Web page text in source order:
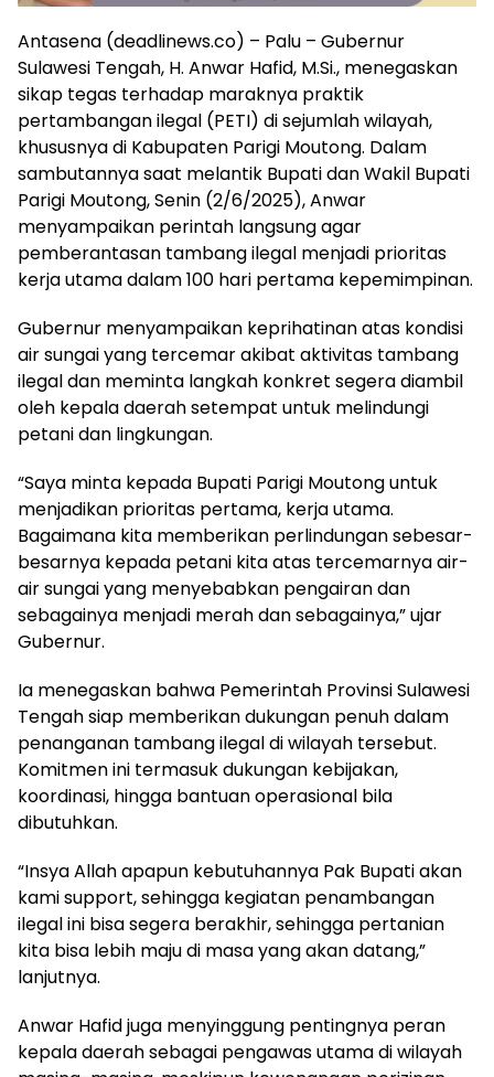
Antasena (deadlinews.co) – Palu – Gubernur
Sulawesi Tengah, H. Anwar Hafid, M.Si., menegaskan
sikap tegas terhadap maraknya praktik
pertambangan ilegal (PETI) di sejumlah wilayah,
khususnya di Kabupaten Parigi Moutong. Dalam
sambutannya saat melantik Bupati dan Wakil Bupati
Parigi Moutong, Senin (2/6/2025), Anwar
menyampaikan perintah langsung agar
pemberantasan tambang ilegal menjadi prioritas
kerja utama dalam 100 hari pertama kepemimpinan.
Gubernur menyampaikan keprihatinan atas kondisi
air sungai yang tercemar akibat aktivitas tambang
ilegal dan meminta langkah konkret segera diambil
oleh kepala daerah setempat untuk melindungi
petani dan lingkungan.
“Saya minta kepada Bupati Parigi Moutong untuk
menjadikan prioritas pertama, kerja utama.
Bagaimana kita memberikan perlindungan sebesar-
besarnya kepada petani kita atas tercemarnya air-
air sungai yang menyebabkan pengairan dan
sebagainya menjadi merah dan sebagainya,” ujar
Gubernur.
Ia menegaskan bahwa Pemerintah Provinsi Sulawesi
Tengah siap memberikan dukungan penuh dalam
penanganan tambang ilegal di wilayah tersebut.
Komitmen ini termasuk dukungan kebijakan,
koordinasi, hingga bantuan operasional bila
dibutuhkan.
“Insya Allah apapun kebutuhannya Pak Bupati akan
kami support, sehingga kegiatan penambangan
ilegal ini bisa segera berakhir, sehingga pertanian
kita bisa lebih maju di masa yang akan datang,”
lanjutnya.
Anwar Hafid juga menyinggung pentingnya peran
kepala daerah sebagai pengawas utama di wilayah